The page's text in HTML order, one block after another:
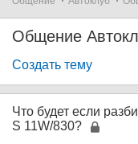
Общение
Создать тему
Что будет если
S 11W/830?